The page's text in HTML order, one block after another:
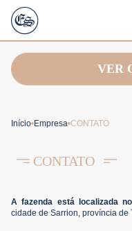
VER
Início Empresa CONTATO
CONTATO
A fazenda está localizada
cidade de Sarrion, província de